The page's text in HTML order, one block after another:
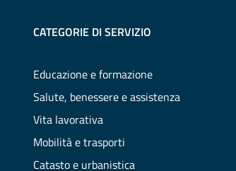
CATEGORIE DI SERVIZIO
Educazione e formazione
Salute, benessere e assistenza
Vita lavorativa
Mobilità e trasporti
Catasto e urbanistica